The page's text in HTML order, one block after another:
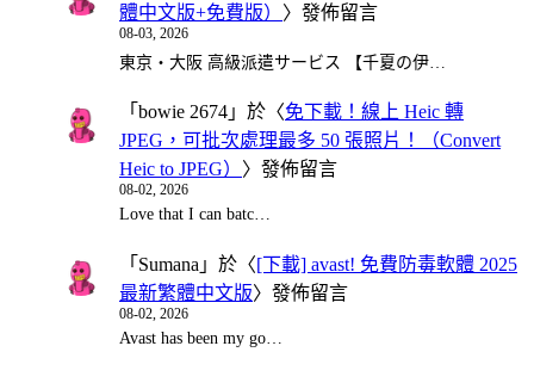
體中文版+免費版） 〉發佈留言
08-03, 2026
東京・大阪 高級派遣サービス 【千夏の伊…
「 bowie 2674 」於〈免下載！線上 Heic 轉
JPEG，可批次處理最多 50 張照片！（Convert
Heic to JPEG） 〉發佈留言
08-02, 2026
Love that I can batc…
「 Sumana 」於〈[下載] avast! 免費防毒軟體 2025
最新繁體中文版〉發佈留言
08-02, 2026
Avast has been my go…